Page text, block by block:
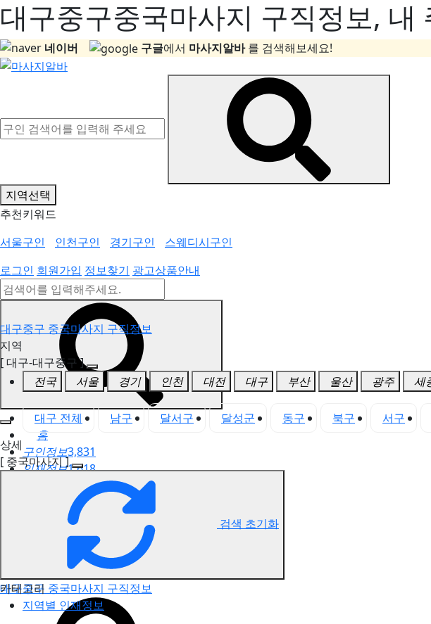
대구중구중국마사지 구직정보,
네이버 구글에서 마사지알바를 검색해보세요!
지역선택
추천키워드
서울구인
인천구인 경기구인
스웨디시구인
로그인 회원가입 정보찾기 광고상품안내
홈
구인정보3,831
인재정보1,618
고객센터
전국업체정보
마사지가이드
업체 서비스 관리
대구중구 중국마사지 구직정보
대구중구 중국마사지 구직정보
지역
[ 대구-대구중구 ]
전국
서울 경기 인천 대전 대구 부산 울산 광주 세
대구 전체 남구 달서구 달성군 동구 북구 서구
상세
[ 중국마사지 ]
검색 초기화
카테고리
지역별 인재정보